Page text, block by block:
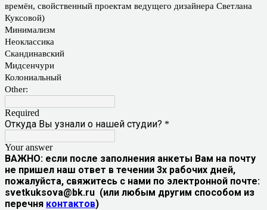
времён, свойственный проектам ведущего дизайнера Светлана
Куксовой)
Минимализм
Неоклассика
Скандинавский
Мидсенчури
Колониальный
Other:
Required
Откуда Вы узнали о нашей студии? *
Your answer
ВАЖНО: если после заполнения анкеты Вам на почту
не пришел наш ответ в течении 3х рабочих дней,
пожалуйста, свяжитесь с нами по электронной почте:
svetkuksova@bk.ru (или любым другим способом из
перечня контактов)